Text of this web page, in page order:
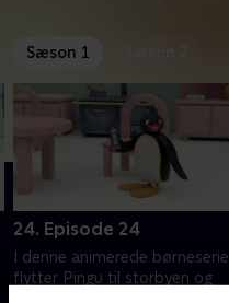
Sæson 1
24. Episode 24
I denne animerede børneserie
flytter Pingu til storbyen og